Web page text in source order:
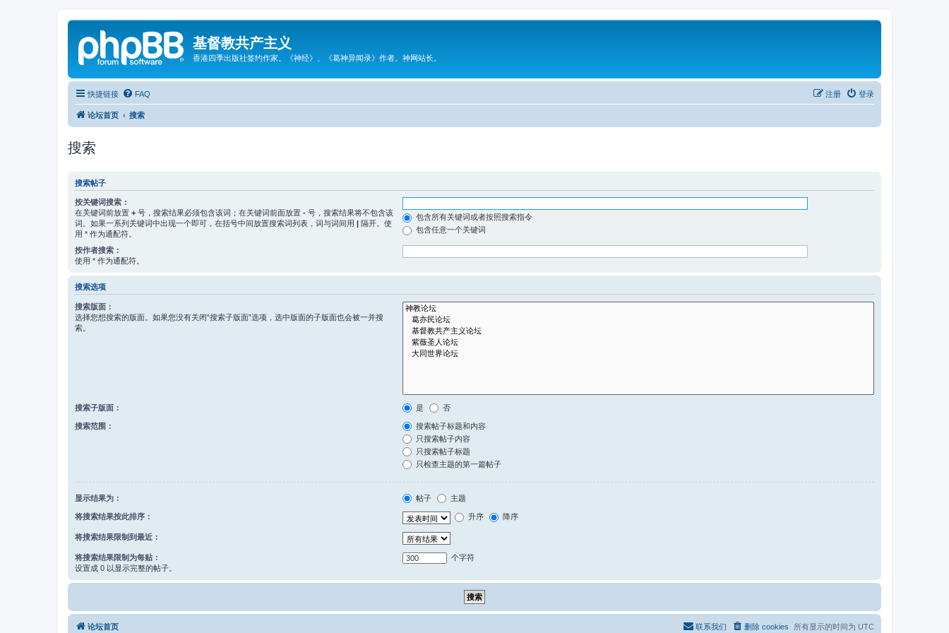
基督教共产主义
香港四季出版社签约作家。《神经》、《葛神异闻录》作者。神网站长。
快捷链接 FAQ 登录
注册
论坛首页 搜索
搜索
搜索帖子
按关键词搜索：
在关键词前放置 + 号，搜索结果必须包含该词；在关键词前面放置 - 号，搜索结果将不包含该
词。如果一系列关键词中出现一个即可，在括号中间放置搜索词列表，词与词间用 | 隔开。使
用 * 作为通配符。
包含所有关键词或者按照搜索指令
包含任意一个关键词
按作者搜索：
使用 * 作为通配符。
搜索选项
搜索版面：
选择您想搜索的版面。如果您没有关闭“搜索子版面”选项，选中版面的子版面也会被一并搜
索。
搜索子版面： 是 否
搜索范围：
搜索帖子标题和内容
只搜索帖子内容
只搜索帖子标题
只检查主题的第一篇帖子
显示结果为： 帖子 主题
将搜索结果按此排序： 升序 降序
将搜索结果限制到最近：
将搜索结果限制为每贴：
设置成 0 以显示完整的帖子。
个字符
论坛首页 所有显示的时间为 UTC
删除 cookies
联系我们